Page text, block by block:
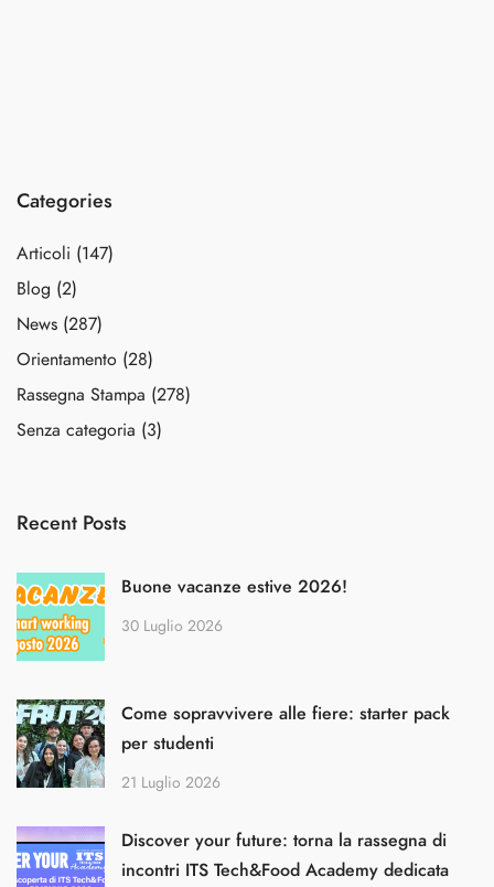
Categories
Articoli (147)
Blog (2)
News (287)
Orientamento (28)
Rassegna Stampa (278)
Senza categoria (3)
Recent Posts
Buone vacanze estive 2026!
30 Luglio 2026
Come sopravvivere alle fiere: starter pack
per studenti
21 Luglio 2026
Discover your future: torna la rassegna di
incontri ITS Tech&Food Academy dedicata